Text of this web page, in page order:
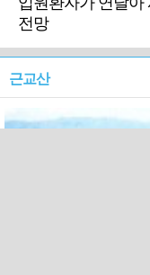
전망
근교산